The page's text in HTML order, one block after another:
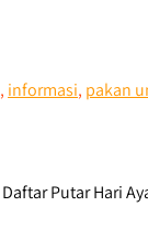
, informasi, pakan
Daftar Putar Hari